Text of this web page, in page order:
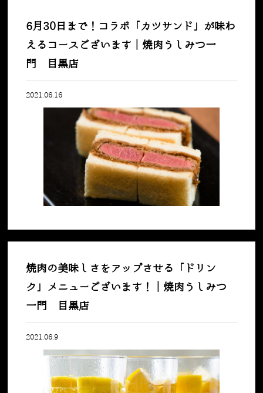
6月30日まで！コラボ「カツサンド」が味わ
えるコースございます｜焼肉うしみつ一
門 目黒店
2021.06.16
焼肉の美味しさをアップさせる「ドリン
ク」メニューございます！｜焼肉うしみつ
一門 目黒店
2021.06.9